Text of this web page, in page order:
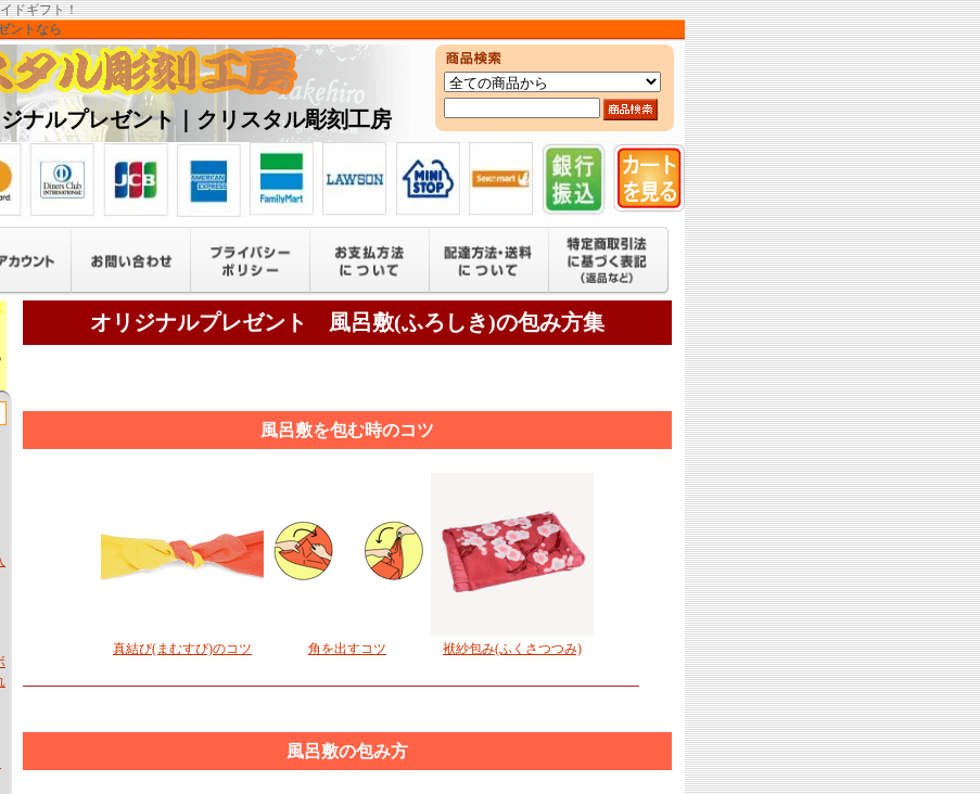
ドギフト！
ントなら
ナルプレゼント｜クリスタル彫刻工房
オリジナルプレゼント 風呂敷(ふろしき)の包み方集
風呂敷を包む時のコツ
真結び(まむすび)のコツ 角を出すコツ 袱紗包み(ふくさつつみ)
風呂敷の包み方